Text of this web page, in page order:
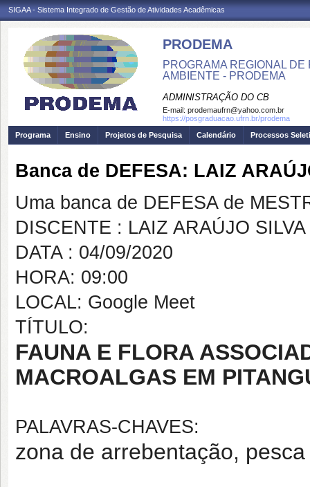
SIGAA - Sistema Integrado de Gestão de Atividades Acadêmicas
PRODEMA
PROGRAMA REGIONAL
AMBIENTE - PRODEMA
ADMINISTRAÇÃO DO CB
E-mail: prodemaufrn@yahoo.com.br
https://posgraduacao.ufrn.br/prodema
Programa
Ensino Projetos de Pesquisa Calendário Processos
Banca de DEFESA: LAIZ
Uma banca de DEFESA de
DISCENTE : LAIZ ARAÚJO
DATA : 04/09/2020
HORA: 09:00
LOCAL: Google Meet
TÍTULO:
FAUNA E FLORA
MACROALGAS EM
PALAVRAS-CHAVES:
zona de arrebentação,